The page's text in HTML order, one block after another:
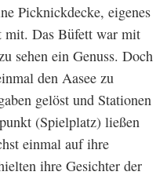
Picknickdecke, eigenes
mit. Das Büfett war mit
sehen ein Genuss. Doch
den Aasee zu
gelöst und Stationen
(Spielplatz) ließen
einmal auf ihre
ihre Gesichter der